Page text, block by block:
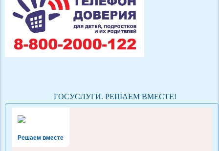
ГОСУСЛУГИ. РЕШАЕМ ВМЕСТЕ!
Решаем вместе